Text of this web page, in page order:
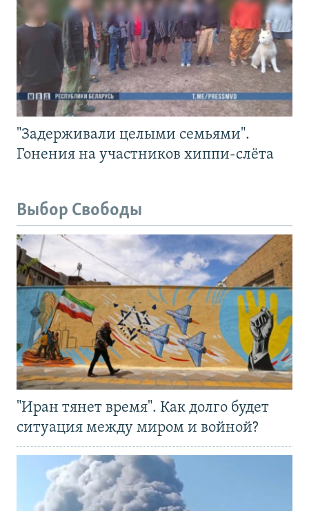
"Задерживали целыми семьями".
Гонения на участников хиппи-слёта
Выбор Свободы
"Иран тянет время". Как долго будет
ситуация между миром и войной?